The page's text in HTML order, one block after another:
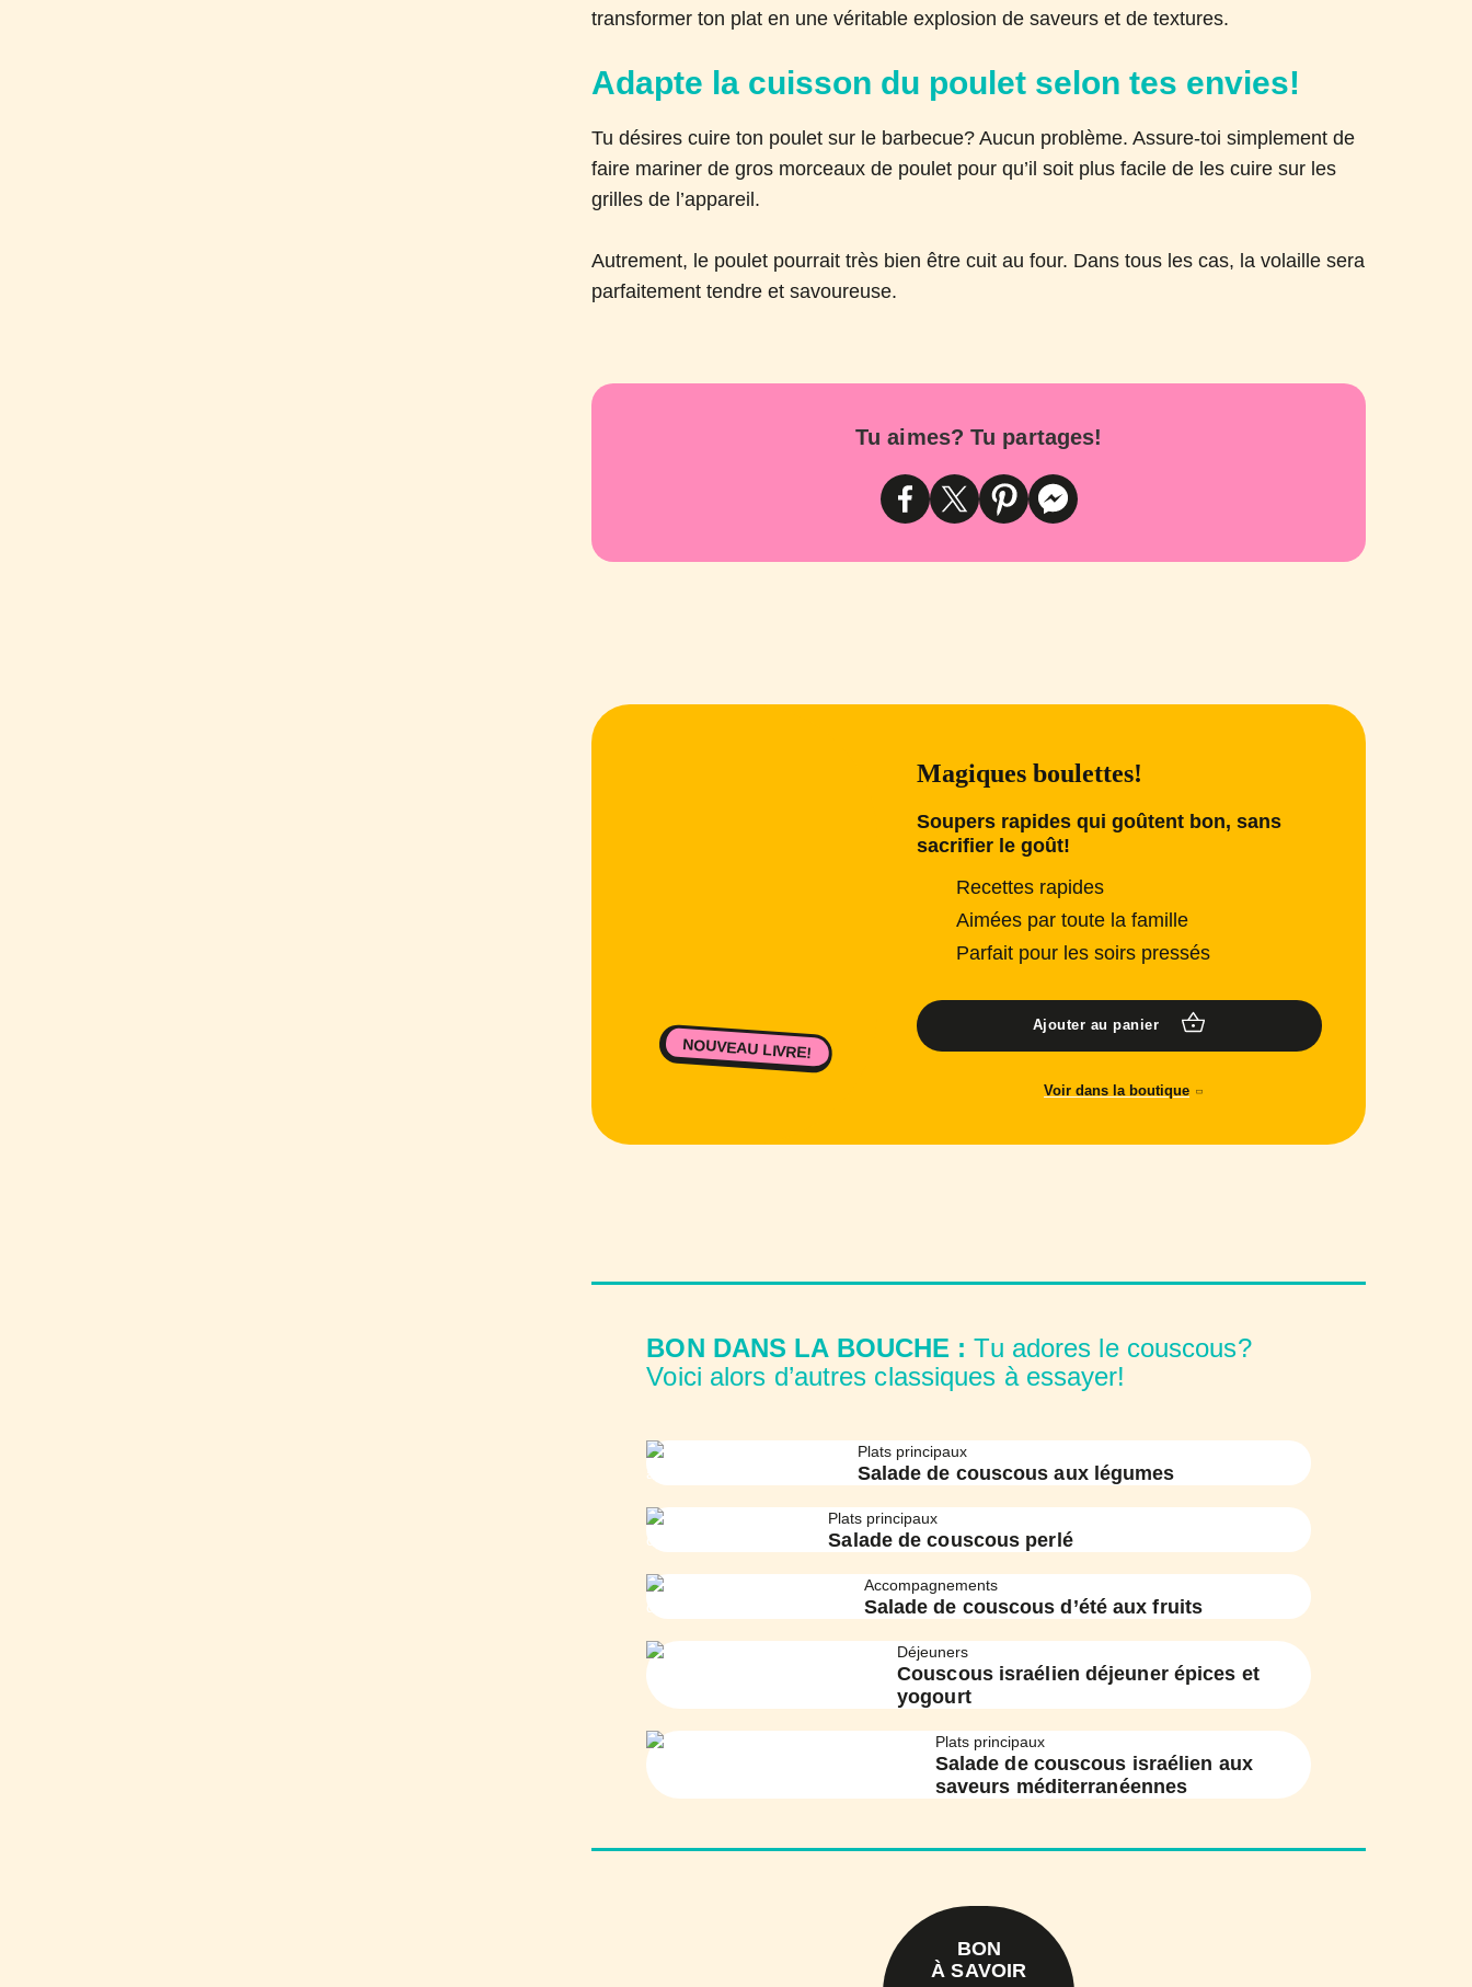
transformer ton plat en une véritable explosion de saveurs et de textures.
Adapte la cuisson du poulet selon tes envies!
Tu désires cuire ton poulet sur le barbecue? Aucun problème. Assure-toi simplement de
faire mariner de gros morceaux de poulet pour qu’il soit plus facile de les cuire sur les
grilles de l’appareil.
Autrement, le poulet pourrait très bien être cuit au four. Dans tous les cas, la volaille sera
parfaitement tendre et savoureuse.
Tu aimes? Tu partages!
Magiques boulettes!
Soupers rapides qui goûtent bon, sans
sacrifier le goût!
Recettes rapides
Aimées par toute la famille
Parfait pour les soirs pressés
Ajouter au panier
Voir dans la boutique
NOUVEAU LIVRE!
BON DANS LA BOUCHE : Tu adores le couscous?
Voici alors d’autres classiques à essayer!
Plats principaux
Salade de couscous aux légumes
Plats principaux
Salade de couscous perlé
Accompagnements
Salade de couscous d’été aux fruits
Déjeuners
Couscous israélien déjeuner épices et
yogourt
Plats principaux
Salade de couscous israélien aux
saveurs méditerranéennes
BON
À SAVOIR